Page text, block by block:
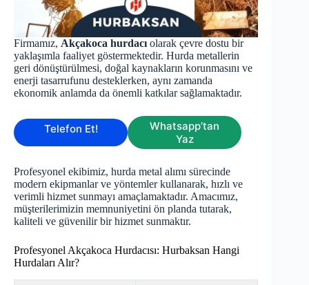
Firmamız, Akçakoca hurdacı olarak çevre dostu bir
yaklaşımla faaliyet göstermektedir. Hurda metallerin
geri dönüştürülmesi, doğal kaynakların korunmasını ve
enerji tasarrufunu desteklerken, aynı zamanda
ekonomik anlamda da önemli katkılar sağlamaktadır.
Telefon Et!
Whatsapp’tan
Yaz
Profesyonel ekibimiz, hurda metal alımı sürecinde
modern ekipmanlar ve yöntemler kullanarak, hızlı ve
verimli hizmet sunmayı amaçlamaktadır. Amacımız,
müşterilerimizin memnuniyetini ön planda tutarak,
kaliteli ve güvenilir bir hizmet sunmaktır.
Profesyonel Akçakoca Hurdacısı: Hurbaksan Hangi
Hurdaları Alır?